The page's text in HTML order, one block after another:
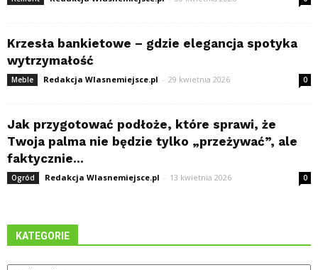
Krzesła bankietowe – gdzie elegancja spotyka
wytrzymałość
Meble Redakcja Wlasnemiejsce.pl - 29 kwietnia 2026 0
Jak przygotować podłoże, które sprawi, że
Twoja palma nie będzie tylko „przeżywać”, ale
faktycznie...
Ogród Redakcja Wlasnemiejsce.pl - 13 kwietnia 2026 0
KATEGORIE
Kategorie